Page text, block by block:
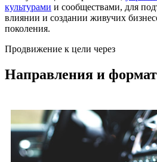
культурами и сообществами, для
влиянии и создании живучих
поколения.
Продвижение к цели через
Направления и